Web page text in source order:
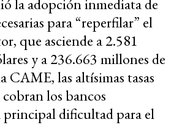
la adopción inmediata de
para “reperfilar” el
que asciende a 2.581
y a 236.663 millones de
CAME, las altísimas tasas
los bancos
dificultad para el